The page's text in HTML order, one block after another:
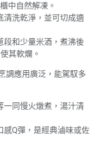
中自然解凍。
清洗乾淨，並可切成適
段和少量米酒，煮沸後
其軟爛。
調應用廣泛，能駕馭多
一同慢火燉煮，湯汁清
感Q彈，是經典滷味或佐